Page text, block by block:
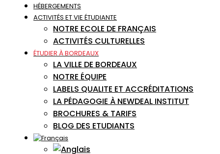
HÉBERGEMENTS
ACTIVITÉS ET VIE ÉTUDIANTE
NOTRE ECOLE DE FRANÇAIS
ACTIVITÉS CULTURELLES
ÉTUDIER À BORDEAUX
LA VILLE DE BORDEAUX
NOTRE ÉQUIPE
LABELS QUALITE ET ACCRÉDITATIONS
LA PÉDAGOGIE À NEWDEAL INSTITUT
BROCHURES & TARIFS
BLOG DES ETUDIANTS